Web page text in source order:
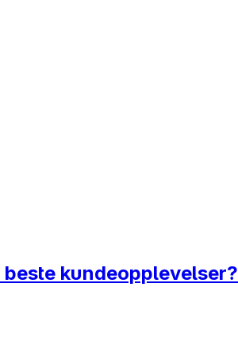
kundeopplevelser?